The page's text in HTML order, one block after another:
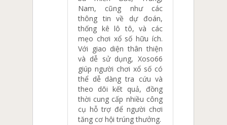
Nam, cũng như các
thông tin về dự đoán,
thống kê lô tô, và các
mẹo chơi xổ số hữu ích.
Với giao diện thân thiện
và dễ sử dụng, Xoso66
giúp người chơi xổ số có
thể dễ dàng tra cứu và
theo dõi kết quả, đồng
thời cung cấp nhiều công
cụ hỗ trợ để người chơi
tăng cơ hội trúng thưởng.